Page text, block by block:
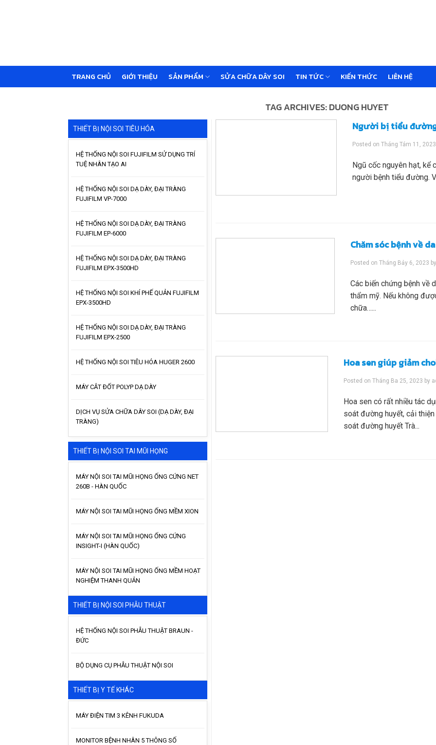
TRANG CHỦ GIỚI THIỆU SẢN PHẨM SỬA CHỮA DÂY SOI TIN TỨC KIẾN THỨC LIÊN HỆ
TAG ARCHIVES:DUONG HUYET
THIẾT BỊ NỘI SOI TIÊU HÓA
HỆ THỐNG NỘI SOI FUJIFILM SỬ DỤNG TRÍ
TUỆ NHÂN TẠO AI
HỆ THỐNG NỘI SOI DẠ DÀY, ĐẠI TRÀNG
FUJIFILM VP-7000
HỆ THỐNG NỘI SOI DẠ DÀY, ĐẠI TRÀNG
FUJIFILM EP-6000
HỆ THỐNG NỘI SOI DẠ DÀY, ĐẠI TRÀNG
FUJIFILM EPX-3500HD
HỆ THỐNG NỘI SOI KHÍ PHẾ QUẢN FUJIFILM
EPX-3500HD
HỆ THỐNG NỘI SOI DẠ DÀY, ĐẠI TRÀNG
FUJIFILM EPX-2500
HỆ THỐNG NỘI SOI TIÊU HÓA HUGER 2600
MÁY CẮT ĐỐT POLYP DẠ DÀY
DỊCH VỤ SỬA CHỮA DÂY SOI (DẠ DÀY, ĐẠI
TRÀNG)
THIẾT BỊ NỘI SOI TAI MŨI HỌNG
MÁY NỘI SOI TAI MŨI HỌNG ỐNG CỨNG NET
260B - HÀN QUỐC
MÁY NỘI SOI TAI MŨI HỌNG ỐNG MỀM XION
MÁY NỘI SOI TAI MŨI HỌNG ỐNG CỨNG
INSIGHT-I (HÀN QUỐC)
MÁY NỘI SOI TAI MŨI HỌNG ỐNG MỀM HOẠT
NGHIỆM THANH QUẢN
THIẾT BỊ NỘI SOI PHẪU THUẬT
HỆ THỐNG NỘI SOI PHẪU THUẬT BRAUN -
ĐỨC
BỘ DỤNG CỤ PHẪU THUẬT NỘI SOI
THIẾT BỊ Y TẾ KHÁC
MÁY ĐIỆN TIM 3 KÊNH FUKUDA
MONITOR BỆNH NHÂN 5 THÔNG SỐ
Người bị tiểu
Posted onTháng Tám 11, 2023
Ngũ cốc nguyên hạt, kể
người bệnh tiểu đường.
Chăm sóc bệnh về
Posted onTháng Bảy 6, 2023 by
Các biến chứng bệnh về
thẩm mỹ. Nếu không
chữa…...
Hoa sen giúp giảm
Posted onTháng Ba 25, 2023 by
Hoa sen có rất nhiều tác
soát đường huyết, cải
soát đường huyết Trà...